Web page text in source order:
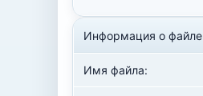
Информация о файле
Имя файла: